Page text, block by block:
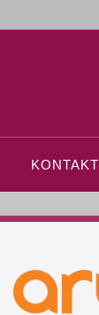
KONTAKT